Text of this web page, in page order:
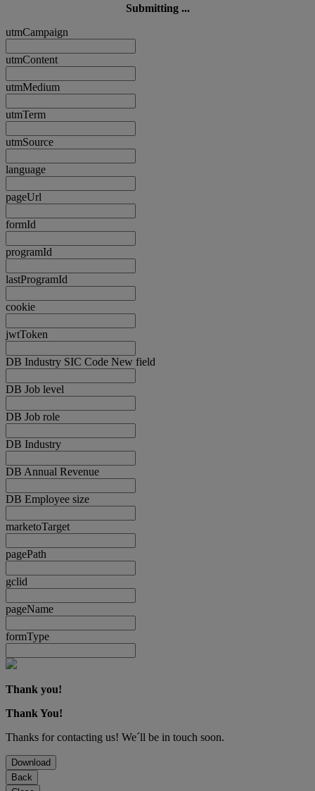
Submitting ...
utmCampaign
utmContent
utmMedium
utmTerm
utmSource
language
pageUrl
formId
programId
lastProgramId
cookie
jwtToken
DB Industry SIC Code New field
DB Job level
DB Job role
DB Industry
DB Annual Revenue
DB Employee size
marketoTarget
pagePath
gclid
pageName
formType
Thank you!
Thank You!
Thanks for contacting us! We´ll be in touch soon.
Download
Back